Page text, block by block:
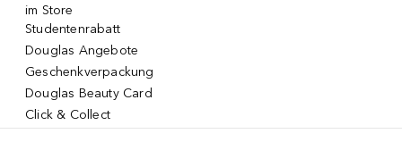
im Store
Studentenrabatt
Douglas Angebote
Geschenkverpackung
Douglas Beauty Card
Click & Collect